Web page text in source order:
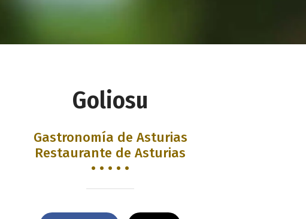
Goliosu
Gastronomía de Asturias
Restaurante de Asturias
• • • • •